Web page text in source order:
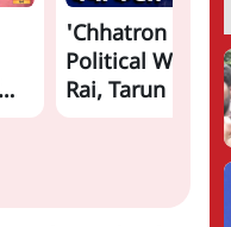
'Chhatron Ki
Political War!
Rai, Tarun
Shatrughan on